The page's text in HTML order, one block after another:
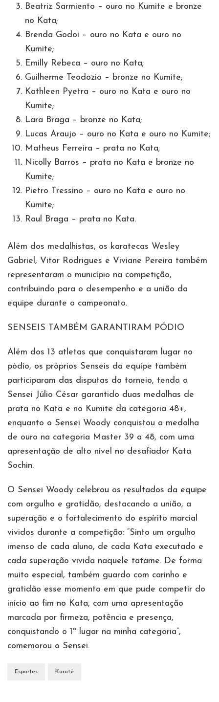
Beatriz Sarmiento – ouro no Kumite e bronze
no Kata;
Brenda Godoi – ouro no Kata e ouro no
Kumite;
Emilly Rebeca – ouro no Kata;
Guilherme Teodozio – bronze no Kumite;
Kathleen Pyetra – ouro no Kata e ouro no
Kumite;
Lara Braga – bronze no Kata;
Lucas Araujo – ouro no Kata e ouro no Kumite;
Matheus Ferreira – prata no Kata;
Nicolly Barros – prata no Kata e bronze no
Kumite;
Pietro Tressino – ouro no Kata e ouro no
Kumite;
Raul Braga – prata no Kata.
Além dos medalhistas, os karatecas Wesley
Gabriel, Vitor Rodrigues e Viviane Pereira também
representaram o município na competição,
contribuindo para o desempenho e a união da
equipe durante o campeonato.
SENSEIS TAMBÉM GARANTIRAM PÓDIO
Além dos 13 atletas que conquistaram lugar no
pódio, os próprios Senseis da equipe também
participaram das disputas do torneio, tendo o
Sensei Júlio César garantido duas medalhas de
prata no Kata e no Kumite da categoria 48+,
enquanto o Sensei Woody conquistou a medalha
de ouro na categoria Master 39 a 48, com uma
apresentação de alto nível no desafiador Kata
Sochin.
O Sensei Woody celebrou os resultados da equipe
com orgulho e gratidão, destacando a união, a
superação e o fortalecimento do espírito marcial
vividos durante a competição: “Sinto um orgulho
imenso de cada aluno, de cada Kata executado e
cada superação vivida naquele tatame. De forma
muito especial, também guardo com carinho e
gratidão esse momento em que pude competir do
início ao fim no Kata, com uma apresentação
marcada por firmeza, potência e presença,
conquistando o 1º lugar na minha categoria”,
comemorou o Sensei.
Esportes Karatê